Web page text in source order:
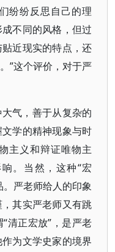
纷纷反思自己的理
不同的风格，但过
近现实的特点，还
”这个评价，对于严
气，善于从复杂的
学的精神现象与时
主义和辩证唯物主
。当然，这种“宏
严老师给人的印象
其实严老师又有跳
清正宏放”，是严老
为文学史家的境界